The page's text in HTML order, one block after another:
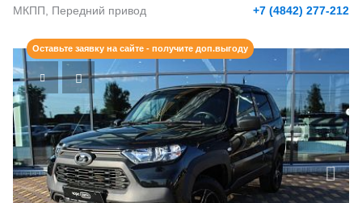
МКПП, Передний привод +7 (4842) 277-212
Оставьте заявку на сайте - получите доп.выгоду